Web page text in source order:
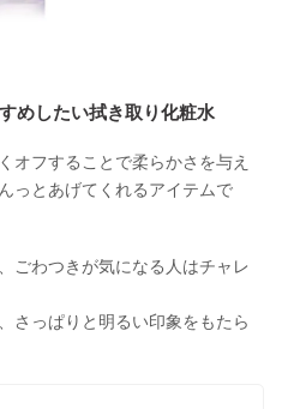
めしたい拭き取り化粧水
オフすることで柔らかさを与え
っとあげてくれるアイテムで
ごわつきが気になる人はチャレ
さっぱりと明るい印象をもたら